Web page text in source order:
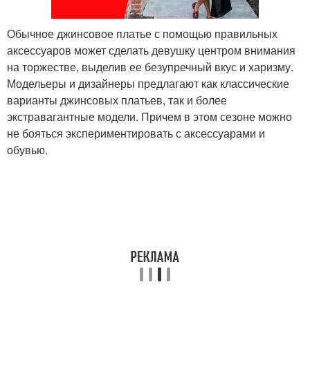
Обычное джинсовое платье с помощью правильных
аксессуаров может сделать девушку центром внимания
на торжестве, выделив ее безупречный вкус и харизму.
Модельеры и дизайнеры предлагают как классические
варианты джинсовых платьев, так и более
экстравагантные модели. Причем в этом сезоне можно
не бояться экспериментировать с аксессуарами и
обувью.